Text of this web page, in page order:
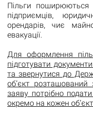
Пільги поширюються
підприємців,
орендарів, чиє
евакуації.
Для оформлення
підготувати
та звернутися до
об’єкт
заяву потрібно
окремо на кожен